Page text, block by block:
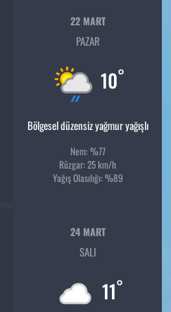
22 MART
PAZAR
10°
Bölgesel düzensiz yağmur yağışlı
Nem: %77
Rüzgar: 25 km/h
Yağış Olasılığı: %89
24 MART
SALI
11°